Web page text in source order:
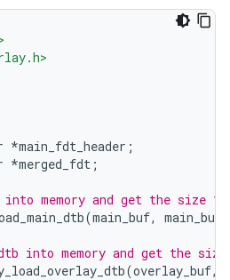
*main_fdt_header ;
*merged_fdt ;
memory and get the size */
(main_buf,
into memory and get the
(overlay_buf,